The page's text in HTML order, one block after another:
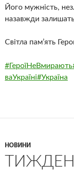
Його мужність,
назавжди
Світла пам’ять
#ГероїНеВмирають
ваУкраїні#Україна
НОВИНИ